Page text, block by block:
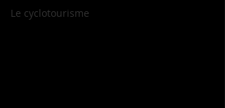
Le cyclotourisme